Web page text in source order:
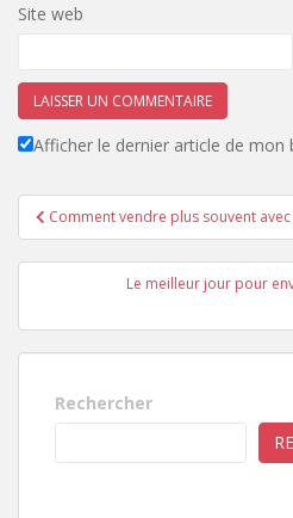
Site web
Afficher le dernier article de mon
Navigation
de
l’article
Comment vendre plus souvent
Le meilleur jour pour
Rechercher